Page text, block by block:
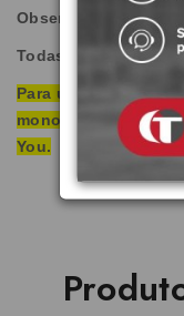
Observações:
Todas as imagens
Para utilização da
monocomando ou
You.